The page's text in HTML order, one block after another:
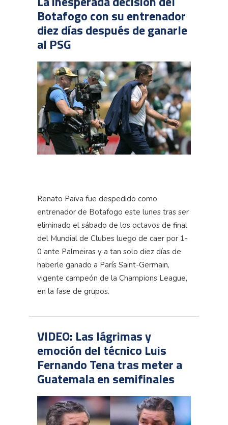
Botafogo con su entrenador
diez días después de ganarle
al PSG
Renato Paiva fue despedido como
entrenador de Botafogo este lunes tras ser
eliminado el sábado de los octavos de final
del Mundial de Clubes luego de caer por 1-
0 ante Palmeiras y a tan solo diez días de
haberle ganado a París Saint-Germain,
vigente campeón de la Champions League,
en la fase de grupos.
VIDEO: Las lágrimas y
emoción del técnico Luis
Fernando Tena tras meter a
Guatemala en semifinales